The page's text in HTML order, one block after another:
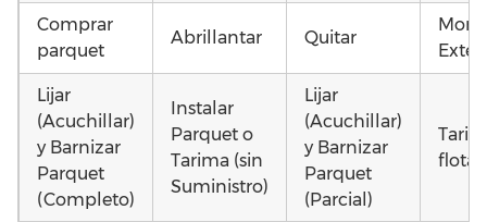
Comprar
parquet
Abrillantar Quitar
Lijar
(Acuchillar)
y Barnizar
Parquet
(Completo)
Instalar
Parquet o
Tarima (sin
Suministro)
Lijar
(Acuchillar)
y Barnizar
Parquet
(Parcial)